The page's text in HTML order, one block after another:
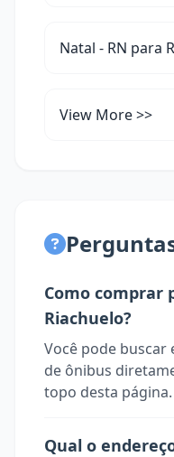
Natal - RN para
View More >>
Como comprar
Riachuelo?
Você pode buscar
de ônibus
topo desta página.
Qual o